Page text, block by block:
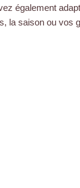
également
la saison ou vos